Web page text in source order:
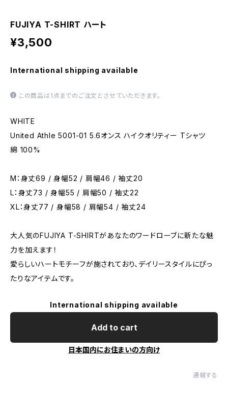
FUJIYA T-SHIRT ハート
¥3,500
International shipping available
この商品は1点までのご注文とさせていただきます。
WHITE
United Athle 5001-01 5.6オンス ハイクオリティー Tシャツ
綿 100%
M：身丈69 / 身幅52 / 肩幅46 / 袖丈20
L：身丈73 / 身幅55 / 肩幅50 / 袖丈22
XL：身丈77 / 身幅58 / 肩幅54 / 袖丈24
大人気のFUJIYA T-SHIRTがあなたのワードローブに新たな魅
力を加えます！
愛らしいハートモチーフが施されており、デイリースタイルにぴっ
たりなアイテムです。
International shipping available
Add to cart
日本国内にお住まいの方向け
通報する